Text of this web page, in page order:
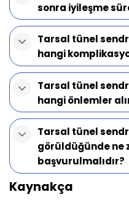
sonra iyileşme
Tarsal tünel
hangi
Tarsal tünel
hangi önlemler
Tarsal tünel
görüldüğünde ne
başvurulmalıdır?
Kaynakça